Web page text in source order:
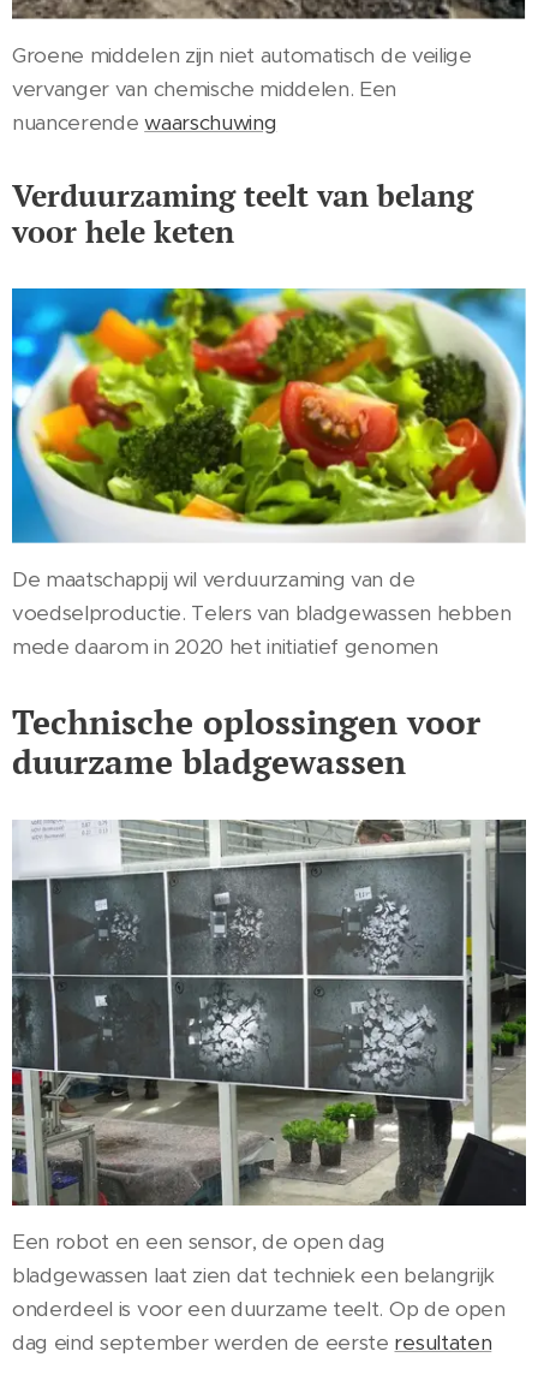
Groene middelen zijn niet automatisch de veilige
vervanger van chemische middelen. Een
nuancerendewaarschuwing
Verduurzaming teelt van belang
voor hele keten
De maatschappij wil verduurzaming van de
voedselproductie. Telers van bladgewassen hebben
mede daarom in 2020 het initiatief genomen
Technische oplossingen voor
duurzame bladgewassen
Een robot en een sensor, de open dag
bladgewassen laat zien dat techniek een belangrijk
onderdeel is voor een duurzame teelt. Op de open
dag eind september werden de eerste resultaten